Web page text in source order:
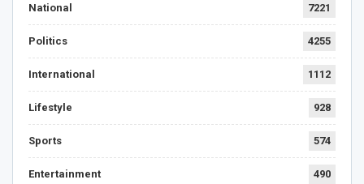
National 7221
Politics 4255
International 1112
Lifestyle 928
Sports 574
Entertainment 490